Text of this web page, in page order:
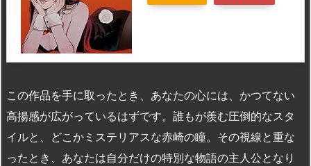
この作品を手に取ったとき、あなたの心には、かつてない
高揚感が広がっているはずです。誰もが羨む圧倒的なスタ
イルと、どこかミステリアスな赤崎の瞳。その視線と重な
ったとき、あなたは自分だけの特別な物語の主人公となり